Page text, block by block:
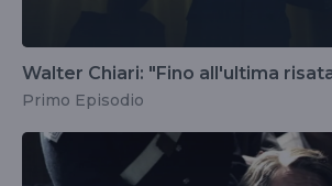
Walter Chiari: "Fino all'ultima
Primo Episodio